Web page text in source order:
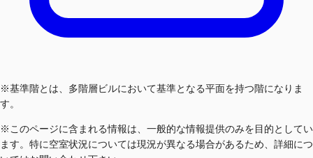
※基準階とは、多階層ビルにおいて基準となる平面を持つ階になりま
す。
※このページに含まれる情報は、一般的な情報提供のみを目的としてい
ます。特に空室状況については現況が異なる場合があるため、詳細につ